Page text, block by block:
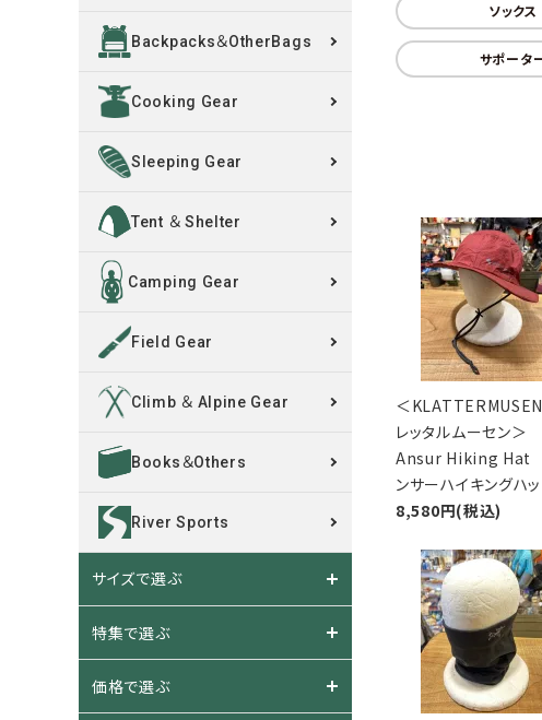
レンタル・修理
INFORMATION
ACCOUNT MENU
ようこそ ゲスト 様
ログイン
ソックス
サポータ
＜
レッタルムーセン＞
Ansur Hiking Hat
ンサーハイキングハッ
8,580円(税込)
Backpacks＆OtherBags
Cooking Gear
Sleeping Gear
Tent ＆ Shelter
Camping Gear
Field Gear
Climb ＆ Alpine Gear
Books＆Others
River Sports
サイズで選ぶ
特集で選ぶ
価格で選ぶ